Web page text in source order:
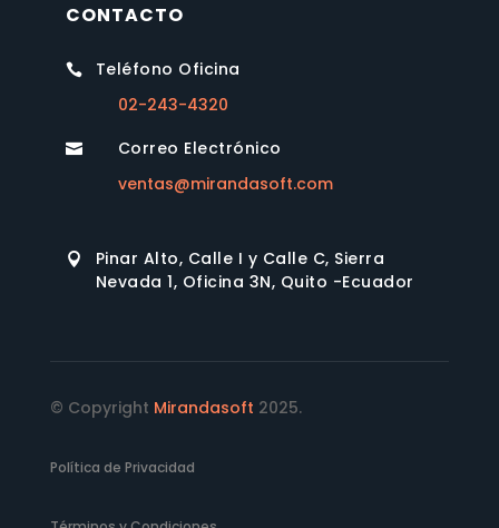
CONTACTO

Teléfono Oficina
02-243-4320

Correo Electrónico
ventas@mirandasoft.com

Pinar Alto, Calle I y Calle C, Sierra
Nevada 1, Oficina 3N, Quito -Ecuador
© Copyright Mirandasoft 2025.
Política de Privacidad